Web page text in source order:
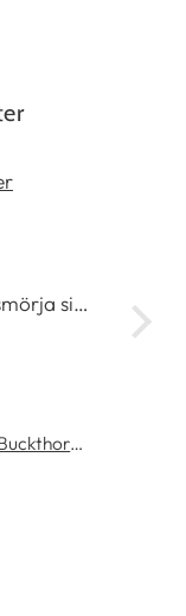
sig
Rosenserien Body Oil with Sea Buckthorn 100 ml